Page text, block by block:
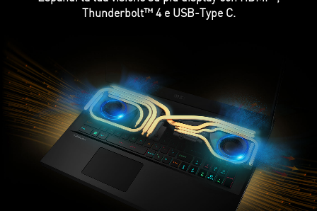
Thunderbolt™ 4 e USB-Type C.